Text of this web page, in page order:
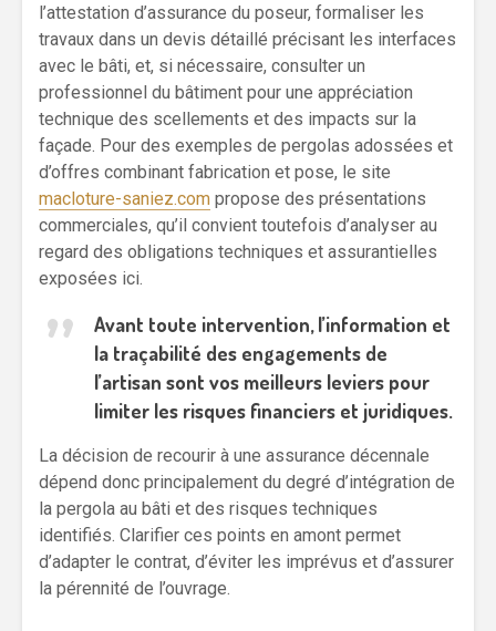
l’attestation d’assurance du poseur, formaliser les
travaux dans un devis détaillé précisant les interfaces
avec le bâti, et, si nécessaire, consulter un
professionnel du bâtiment pour une appréciation
technique des scellements et des impacts sur la
façade. Pour des exemples de pergolas adossées et
d’offres combinant fabrication et pose, le site
macloture-saniez.com propose des présentations
commerciales, qu’il convient toutefois d’analyser au
regard des obligations techniques et assurantielles
exposées ici.
Avant toute intervention, l’information et
la traçabilité des engagements de
l’artisan sont vos meilleurs leviers pour
limiter les risques financiers et juridiques.
La décision de recourir à une assurance décennale
dépend donc principalement du degré d’intégration de
la pergola au bâti et des risques techniques
identifiés. Clarifier ces points en amont permet
d’adapter le contrat, d’éviter les imprévus et d’assurer
la pérennité de l’ouvrage.